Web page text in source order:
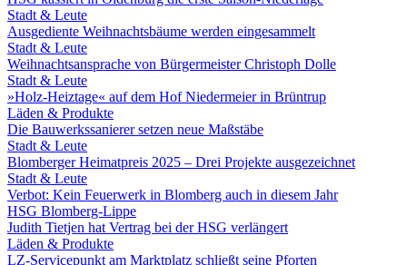
Stadt & Leute
Ausgediente Weihnachtsbäume werden eingesammelt
Stadt & Leute
Weihnachtsansprache von Bürgermeister Christoph Dolle
Stadt & Leute
»Holz-Heiztage« auf dem Hof Niedermeier in Brüntrup
Läden & Produkte
Die Bauwerkssanierer setzen neue Maßstäbe
Stadt & Leute
Blomberger Heimatpreis 2025 – Drei Projekte ausgezeichnet
Stadt & Leute
Verbot: Kein Feuerwerk in Blomberg auch in diesem Jahr
HSG Blomberg-Lippe
Judith Tietjen hat Vertrag bei der HSG verlängert
Läden & Produkte
LZ-Servicepunkt am Marktplatz schließt seine Pforten